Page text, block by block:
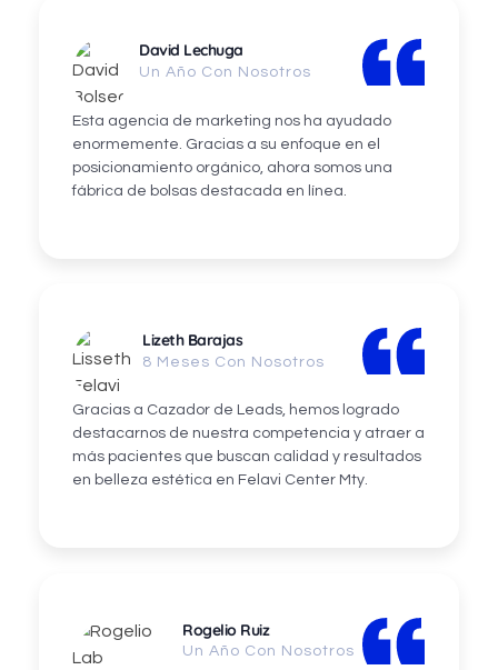
Esta agencia de marketing nos ha ayudado
enormemente. Gracias a su enfoque en el
posicionamiento orgánico, ahora somos una
fábrica de bolsas destacada en línea.
David Lechuga
Un Año Con Nosotros
Gracias a Cazador de Leads, hemos logrado
destacarnos de nuestra competencia y atraer a
más pacientes que buscan calidad y resultados
en belleza estética en Felavi Center Mty.
Lizeth Barajas
8 Meses Con Nosotros
Rogelio Ruiz
Un Año Con Nosotros